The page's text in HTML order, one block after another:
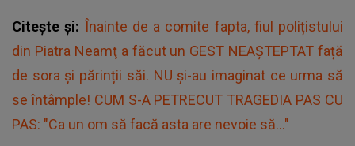
Citește și: Înainte de a comite fapta, fiul polițistului
din Piatra Neamţ a făcut un GEST NEAȘTEPTAT față
de sora și părinții săi. NU și-au imaginat ce urma să
se întâmple! CUM S-A PETRECUT TRAGEDIA PAS CU
PAS: "Ca un om să facă asta are nevoie să..."